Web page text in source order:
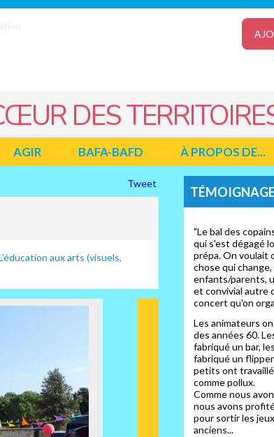
DES
AGIR BAFA-BAFD À PROPOS DE...
Tweet
aux arts (visuels,
"Le bal des
qui s'est dégagé
prépa. On voulait
chose qui
enfants/parents,
et convivial autre
concert qu'on
Les animateurs
des années 60.
fabriqué un bar,
fabriqué un
petits ont
comme pollux.
Comme nous
nous avons
pour sortir les
anciens...